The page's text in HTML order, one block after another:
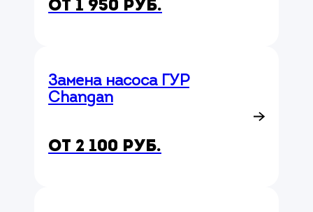
от 1 950 руб.
Замена насоса ГУР
Changan
от 2 100 руб.